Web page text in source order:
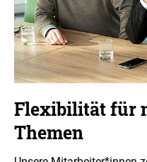
Flexibilität für
Themen